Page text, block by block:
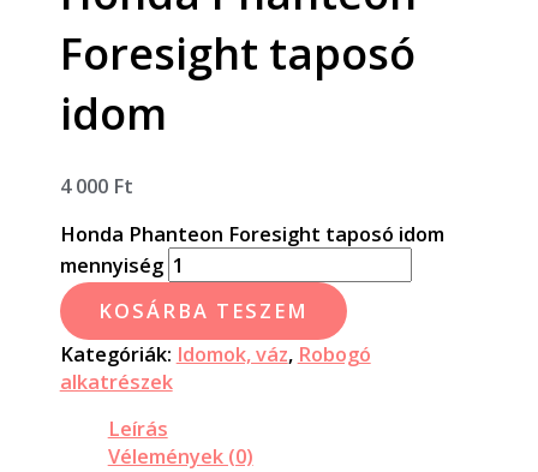
Foresight taposó
idom
4 000 Ft
Honda Phanteon Foresight taposó idom
mennyiség
KOSÁRBA TESZEM
Kategóriák: Idomok, váz, Robogó
alkatrészek
Leírás
Vélemények (0)